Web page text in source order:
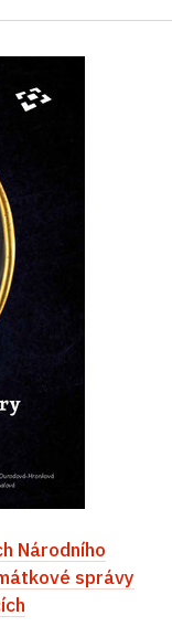
Národního
správy